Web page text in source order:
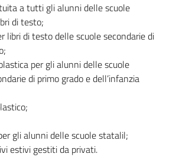
a tutti gli alunni delle scuole
di testo;
libri di testo delle scuole secondarie di
per gli alunni delle scuole
di primo grado e dell’infanzia
gli alunni delle scuole statalil;
estivi gestiti da privati.